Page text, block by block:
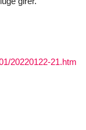
20220122-21.htm